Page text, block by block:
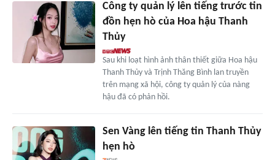
Công ty quản lý lên tiếng trước tin
đồn hẹn hò của Hoa hậu Thanh
Thủy
Sau khi loạt hình ảnh thân thiết giữa Hoa hậu
Thanh Thủy và Trịnh Thăng Bình lan truyền
trên mạng xã hội, công ty quản lý của nàng
hậu đã có phản hồi.
Sen Vàng lên tiếng tin Thanh Thủy
hẹn hò